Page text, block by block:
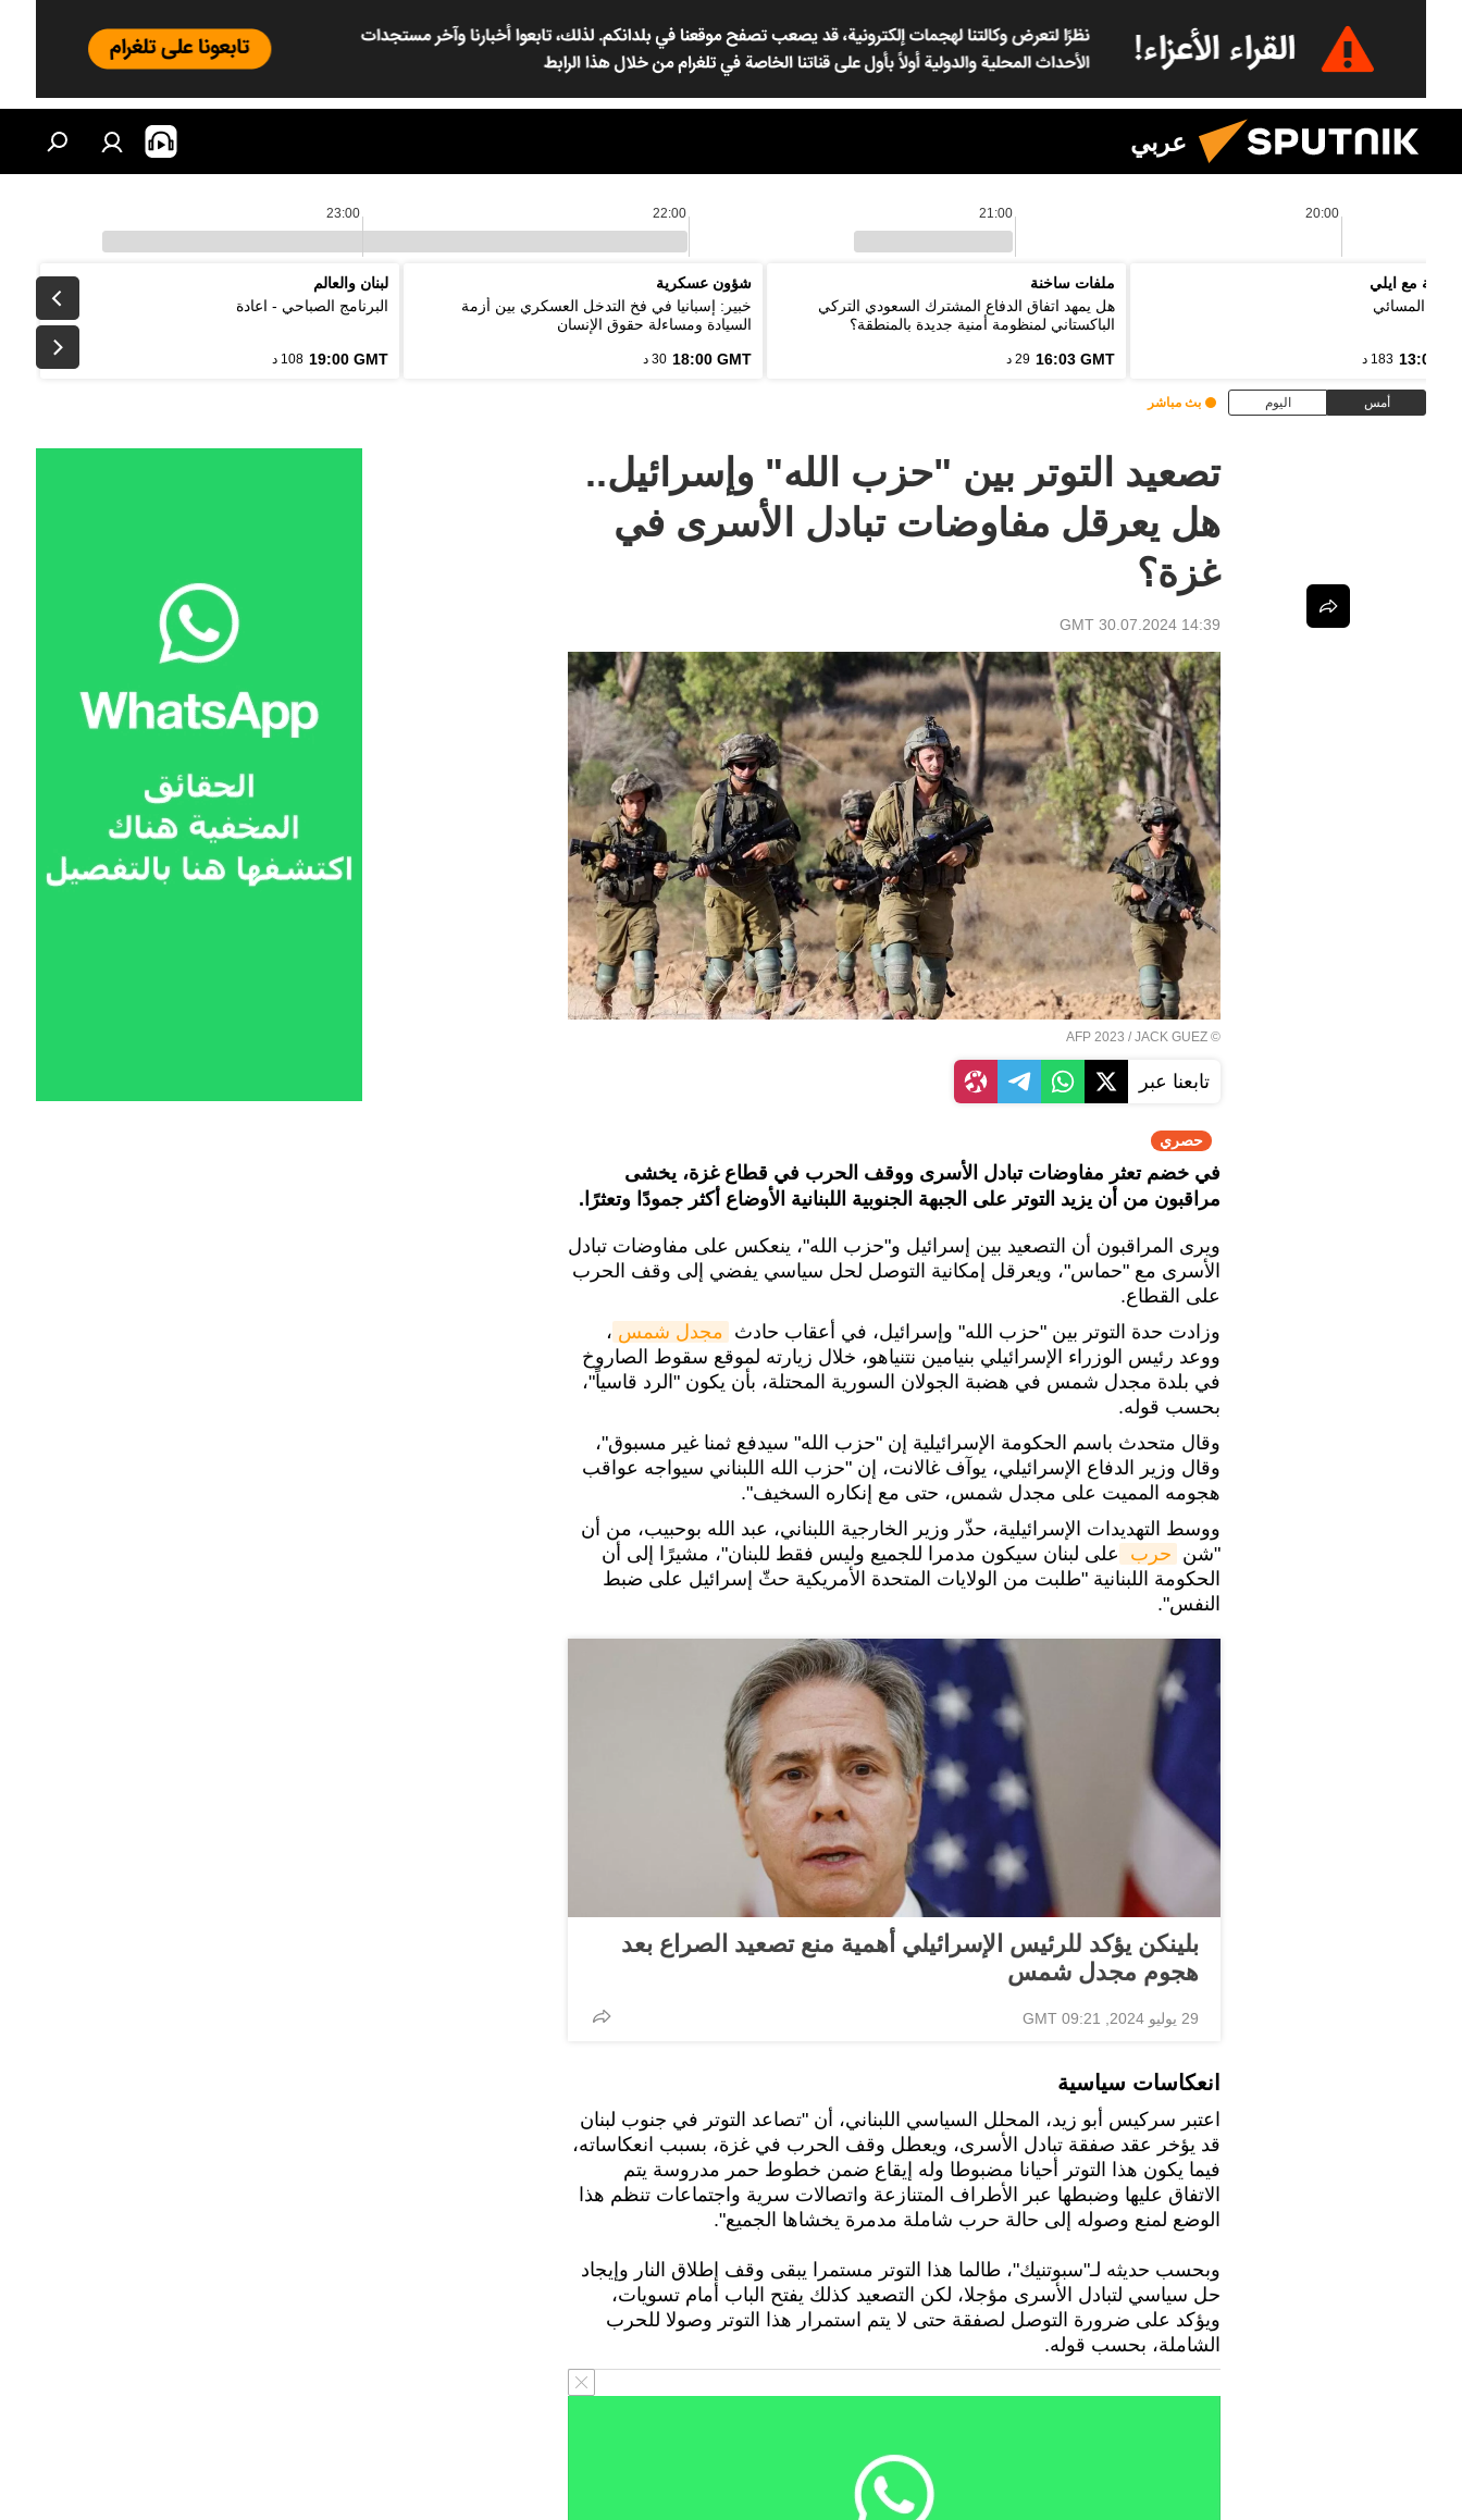
عربي
20:00
21:00
22:00
23:00
مع ايلي
المسائي
13:00 183 د
ملفات ساخنة
هل يمهد اتفاق الدفاع المشترك السعودي التركي
الباكستاني لمنظومة أمنية جديدة بالمنطقة؟
16:03 GMT 29 د
شؤون عسكرية
خبير: إسبانيا في فخ التدخل العسكري بين أزمة
السيادة ومساءلة حقوق الإنسان
18:00 GMT 30 د
لبنان والعالم
البرنامج الصباحي - اعادة
19:00 GMT 108 د
أمس اليوم بث مباشر
تصعيد التوتر بين "حزب الله" وإسرائيل..
هل يعرقل مفاوضات تبادل الأسرى في
غزة؟
14:39 GMT 30.07.2024
© AFP 2023 / JACK GUEZ
تابعنا عبر
حصري
في خضم تعثر مفاوضات تبادل الأسرى ووقف الحرب في قطاع غزة، يخشى
مراقبون من أن يزيد التوتر على الجبهة الجنوبية اللبنانية الأوضاع أكثر جمودًا وتعثرًا.
ويرى المراقبون أن التصعيد بين إسرائيل و"حزب الله"، ينعكس على مفاوضات تبادل
الأسرى مع "حماس"، ويعرقل إمكانية التوصل لحل سياسي يفضي إلى وقف الحرب
على القطاع.
وزادت حدة التوتر بين "حزب الله" وإسرائيل، في أعقاب حادث مجدل شمس ،
ووعد رئيس الوزراء الإسرائيلي بنيامين نتنياهو، خلال زيارته لموقع سقوط الصاروخ
في بلدة مجدل شمس في هضبة الجولان السورية المحتلة، بأن يكون "الرد قاسياً"،
بحسب قوله.
وقال متحدث باسم الحكومة الإسرائيلية إن "حزب الله" سيدفع ثمنا غير مسبوق"،
وقال وزير الدفاع الإسرائيلي، يوآف غالانت، إن "حزب الله اللبناني سيواجه عواقب
هجومه المميت على مجدل شمس، حتى مع إنكاره السخيف".
ووسط التهديدات الإسرائيلية، حذّر وزير الخارجية اللبناني، عبد الله بوحبيب، من أن
"شن حرب
على لبنان سيكون مدمرا للجميع وليس فقط للبنان"، مشيرًا إلى أن
الحكومة اللبنانية "طلبت من الولايات المتحدة الأمريكية حثّ إسرائيل على ضبط
النفس".
بلينكن يؤكد للرئيس الإسرائيلي أهمية منع تصعيد الصراع بعد
هجوم مجدل شمس
29 يوليو 2024, 09:21 GMT
انعكاسات سياسية
اعتبر سركيس أبو زيد، المحلل السياسي اللبناني، أن "تصاعد التوتر في جنوب لبنان
قد يؤخر عقد صفقة تبادل الأسرى، ويعطل وقف الحرب في غزة، بسبب انعكاساته،
فيما يكون هذا التوتر أحيانا مضبوطا وله إيقاع ضمن خطوط حمر مدروسة يتم
الاتفاق عليها وضبطها عبر الأطراف المتنازعة واتصالات سرية واجتماعات تنظم هذا
الوضع لمنع وصوله إلى حالة حرب شاملة مدمرة يخشاها الجميع".
وبحسب حديثه لـ"سبوتنيك"، طالما هذا التوتر مستمرا يبقى وقف إطلاق النار وإيجاد
حل سياسي لتبادل الأسرى مؤجلا، لكن التصعيد كذلك يفتح الباب أمام تسويات،
ويؤكد على ضرورة التوصل لصفقة حتى لا يتم استمرار هذا التوتر وصولا للحرب
الشاملة، بحسب قوله.